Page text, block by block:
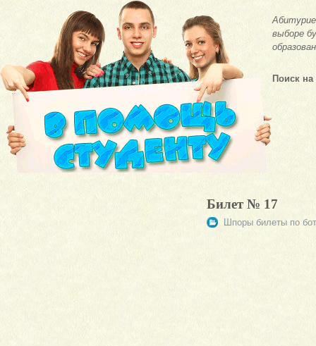
выборе
Поиск на
Билет № 17
Шпоры билеты по